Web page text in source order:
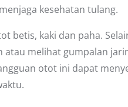
kesehatan tulang.
betis, kaki dan paha.
atau melihat gumpalan
otot ini dapat